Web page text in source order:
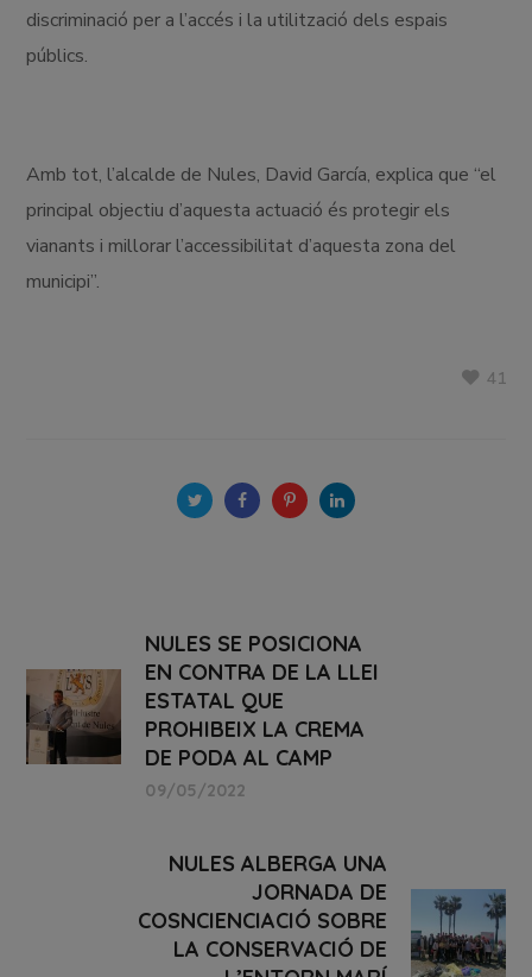
discriminació per a l’accés i la utilització dels espais
públics.
Amb tot, l’alcalde de Nules, David García, explica que “el
principal objectiu d’aquesta actuació és protegir els
vianants i millorar l’accessibilitat d’aquesta zona del
municipi”.
41
NULES SE POSICIONA
EN CONTRA DE LA LLEI
ESTATAL QUE
PROHIBEIX LA CREMA
DE PODA AL CAMP
09/05/2022
NULES ALBERGA UNA
JORNADA DE
COSNCIENCIACIÓ SOBRE
LA CONSERVACIÓ DE